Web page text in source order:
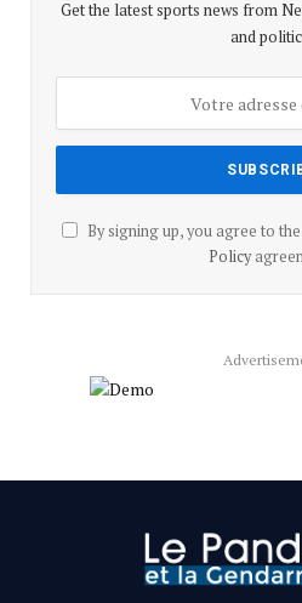
Get the latest sports news from
and
By signing up, you agree to
Policy